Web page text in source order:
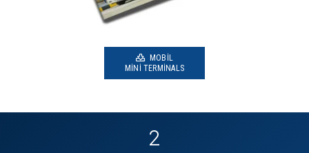
MOBIL
MINI TERMINALS
2